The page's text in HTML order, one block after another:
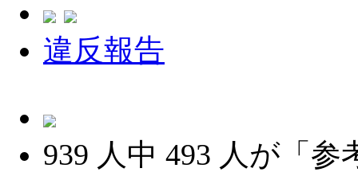
違反報告
939 人中 493 人が「参